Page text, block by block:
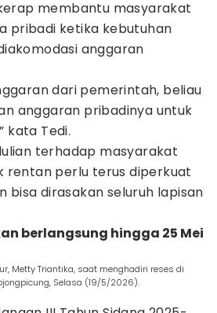
membantu masyarakat
pribadi ketika kebutuhan
anggaran
dari pemerintah, beliau
anggaran pribadinya untuk
kata Tedi.
terhadap masyarakat
rentan perlu terus diperkuat
bisa dirasakan seluruh lapisan
berlangsung hingga 25 Mei
Metty Triantika, saat menghadiri reses di
Selasa (19/5/2026).